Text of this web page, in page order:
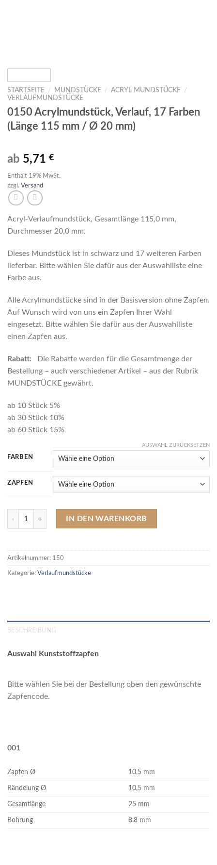
STARTSEITE / MUNDSTÜCKE / ACRYL MUNDSTÜCKE /
VERLAUFMUNDSTÜCKE
0150 Acrylmundstück, Verlauf, 17 Farben
(Länge 115 mm / Ø 20 mm)
ab 5,71 €
Enthält 19% MwSt.
zzgl. Versand
Acryl-Verlaufmundstück, Gesamtlänge 115,0 mm,
Durchmesser 20,0 mm.
Dieses Mundstück ist in schwarz und 17 weiteren Farben
lieferbar. Bitte wählen Sie dafür aus der Auswahlliste eine
Farbe aus.
Alle Acrylmundstücke sind in der Basisversion ohne Zapfen.
Auf Wunsch wird von uns ein Zapfen Ihrer Wahl
eingesetzt. Bitte wählen Sie dafür aus der Auswahlliste
einen Zapfen aus.
Rabatt:
Die Rabatte werden für die Gesamtmenge der
Bestellung – auch verschiedener Artikel – aus der Rubrik
MUNDSTÜCKE gewährt.
ab 10 Stück 5%
ab 30 Stück 10%
ab 60 Stück 15%
FARBEN
ZAPFEN
AUSWAHL ZURÜCKSETZEN
0150 Acrylmundstück, Verlauf, 17 Farben (Länge 115 mm / Ø 20 mm)
IN DEN WARENKORB
Artikelnummer: 150
Kategorie: Verlaufmundstücke
BESCHREIBUNG
Auswahl Kunststoffzapfen
Bitte wählen Sie bei der Bestellung oben den gewünschte
Zapfencode.
001
Zapfen Ø 10,5 mm
Rändelung Ø 10,5 mm
Gesamtlänge 25 mm
Bohrung 8,8 mm